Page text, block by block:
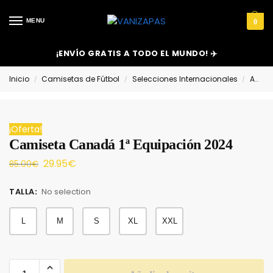
MENU 0
¡ENVÍO GRATIS A TODO EL MUNDO! ✈️
Inicio / Camisetas de Fútbol / Selecciones Internacionales / América
¡Oferta!
Camiseta Canadá 1ª Equipación 2024
85.00€ 29.95€
TALLA: No selection
L M S XL XXL